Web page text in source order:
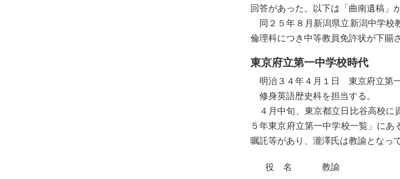
回答があった。以下は「曲南遺稿」
同２５年８月新潟県立新潟中学
倫理科につき中等教員免許状が下賜
東京府立第一中学校時代
明治３４年４月１日 東京府立第
修身英語歴史科を担当する。
４月中旬、東京都立日比谷高校
５年東京府立第一中学校一覧」に
嘱託等があり、瀧澤氏は教諭となっ
役 名
教諭